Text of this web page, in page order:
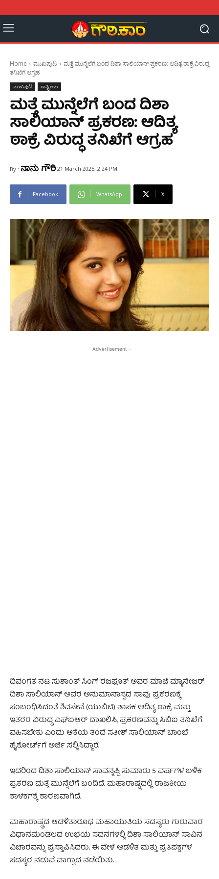
Home ಮುಖಪುಟ
ಮತ್ತೆ ಮುನ್ನೆಲೆಗೆ ಬಂದ ದಿಶಾ ಸಾಲಿಯಾನ್ ಪ್ರಕರಣ: ಆದಿತ್ಯ ಠಾಕ್ರೆ ವಿರುದ್ಧ
ತನಿಖೆಗೆ ಆಗ್ರಹ
ಮುಖಪುಟ ರಾಷ್ಟ್ರೀಯ
ಮತ್ತೆ ಮುನ್ನೆಲೆಗೆ ಬಂದ ದಿಶಾ
ಸಾಲಿಯಾನ್ ಪ್ರಕರಣ: ಆದಿತ್ಯ
ಠಾಕ್ರೆ ವಿರುದ್ಧ ತನಿಖೆಗೆ ಆಗ್ರಹ
By : ನಾನು ಗೌರಿ 21 March 2025, 2:24 PM
Facebook WhatsApp X
- Advertisement -
ದಿವಂಗತ ನಟ ಸುಶಾಂತ್ ಸಿಂಗ್ ರಜಪೂತ್ ಅವರ ಮಾಜಿ ಮ್ಯಾನೇಜರ್
ದಿಶಾ ಸಾಲಿಯಾನ್ ಅವರ ಅನುಮಾನಾಸ್ಪದ ಸಾವು ಪ್ರಕರಣಕ್ಕೆ
ಸಂಬಂಧಿಸಿದಂತೆ ಶಿವಸೇನೆ (ಯುಬಿಟಿ) ಶಾಸಕ ಆದಿತ್ಯ ಠಾಕ್ರೆ ಮತ್ತು
ಇತರರ ವಿರುದ್ಧ ಎಫ್‌ಐಆರ್ ದಾಖಲಿಸಿ, ಪ್ರಕರಣವನ್ನು ಸಿಬಿಐ ತನಿಖೆಗೆ
ವಹಿಸಬೇಕು ಎಂದು ಆಕೆಯ ತಂದೆ ಸತೀಶ್ ಸಾಲಿಯಾನ್ ಬಾಂಬೆ
ಹೈಕೋರ್ಟ್‌ಗೆ ಅರ್ಜಿ ಸಲ್ಲಿಸಿದ್ದಾರೆ.
ಇದರಿಂದ ದಿಶಾ ಸಾಲಿಯಾನ್ ಸಾವನ್ನಪ್ಪಿ ಸುಮಾರು 5 ವರ್ಷಗಳ ಬಳಿಕ
ಪ್ರಕರಣ ಮತ್ತೆ ಮುನ್ನೆಲೆಗೆ ಬಂದಿದೆ. ಮಹಾರಾಷ್ಟ್ರದಲ್ಲಿ ರಾಜಕೀಯ
ಕಾಳಕಗಕ್ಕೆ ಕಾರಣವಾಗಿದೆ.
ಮಹಾರಾಷ್ಟ್ರದ ಆಡಳಿತಾರೂಢ ಮಹಾಯುತಿಯ ಸದಸ್ಯರು ಗುರುವಾರ
ವಿಧಾನಮಂಡಲದ ಉಭಯ ಸದನಗಳಲ್ಲಿ ದಿಶಾ ಸಾಲಿಯಾನ್ ಸಾವಿನ
ವಿಚಾರವನ್ನು ಪ್ರಸ್ತಾಪಿಸಿದರು. ಈ ವೇಳೆ ಆಡಳಿತ ಮತ್ತು ಪ್ರತಿಪಕ್ಷಗಳ
ಸದಸ್ಯರ ನಡುವೆ ವಾಗ್ವಾದ ನಡೆಯಿತು.